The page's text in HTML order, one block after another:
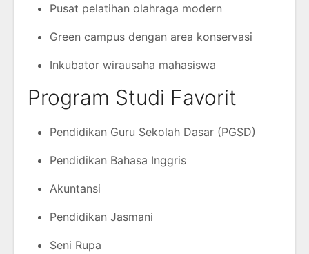
Pusat pelatihan olahraga modern
Green campus dengan area konservasi
Inkubator wirausaha mahasiswa
Program Studi Favorit
Pendidikan Guru Sekolah Dasar (PGSD)
Pendidikan Bahasa Inggris
Akuntansi
Pendidikan Jasmani
Seni Rupa